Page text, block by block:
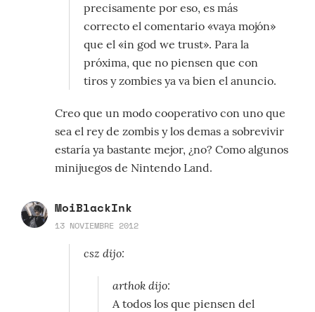
precisamente por eso, es más
correcto el comentario «vaya mojón»
que el «in god we trust». Para la
próxima, que no piensen que con
tiros y zombies ya va bien el anuncio.
Creo que un modo cooperativo con uno que
sea el rey de zombis y los demas a sobrevivir
estaría ya bastante mejor, ¿no? Como algunos
minijuegos de Nintendo Land.
MoiBlackInk
13 NOVIEMBRE 2012
csz dijo:
arthok dijo:
A todos los que piensen del